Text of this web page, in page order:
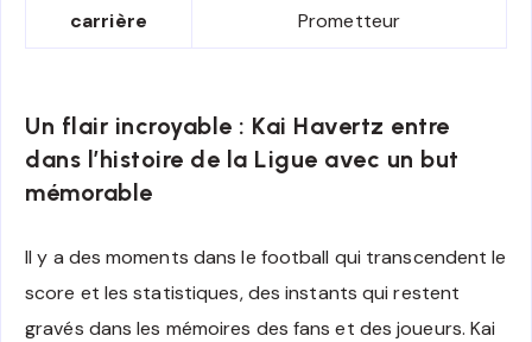
carrière
Prometteur
Un flair incroyable : Kai Havertz entre
dans l’histoire de la Ligue avec un but
mémorable
Il y a des moments dans le football qui transcendent le
score et les statistiques, des instants qui restent
gravés dans les mémoires des fans et des joueurs. Kai